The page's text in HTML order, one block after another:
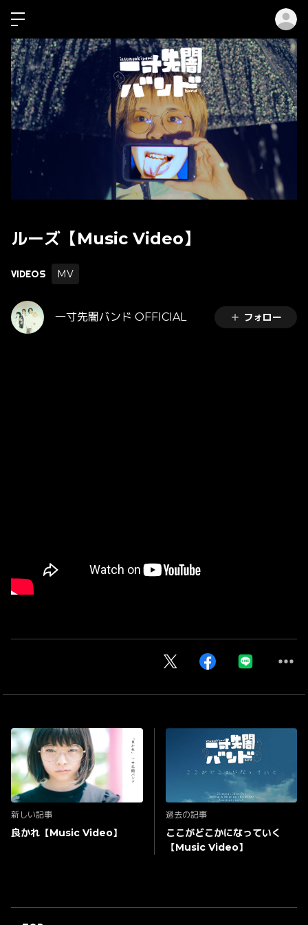
ルーズ【Music Video】
VIDEOS MV
一寸先闇バンド OFFICIAL フォロー
新しい記事
良かれ【Music Video】
過去の記事
ここがどこかになっていく
【Music Video】